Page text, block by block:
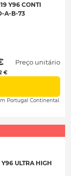
Y96 CONTI
A-B-73
€
Preço unitário
Portugal Continental.
ULTRA HIGH